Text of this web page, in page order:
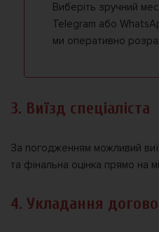
Виберіть зручний
Telegram або
ми оперативно
3. Виїзд спеціаліста
За погодженням можливий
та фінальна оцінка прямо на
4. Укладання